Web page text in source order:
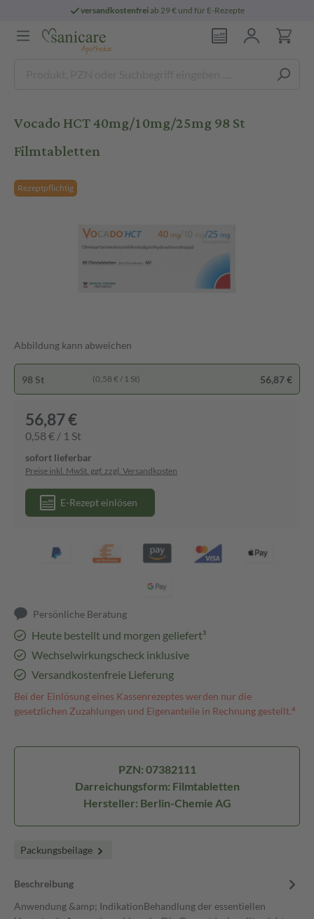
versandkostenfreiab 29 € und für E-Rezepte
Vocado HCT 40mg/10mg/25mg 98 St
Filmtabletten
Rezeptpflichtig
Abbildung kann abweichen
98 St (0,58 € / 1 St) 56,87 €
56,87 €
0,58 € / 1 St
sofort lieferbar
Preise inkl. MwSt. ggf. zzgl. Versandkosten
E-Rezept einlösen
Persönliche Beratung
Heute bestellt und morgen geliefert³
Wechselwirkungscheck inklusive
Versandkostenfreie Lieferung
Bei der Einlösung eines Kassenrezeptes werden nur die
gesetzlichen Zuzahlungen und Eigenanteile in Rechnung gestellt.⁴
PZN: 07382111
Darreichungsform: Filmtabletten
Hersteller: Berlin-Chemie AG
Packungsbeilage
Beschreibung
Anwendung &amp; IndikationBehandlung der essentiellen